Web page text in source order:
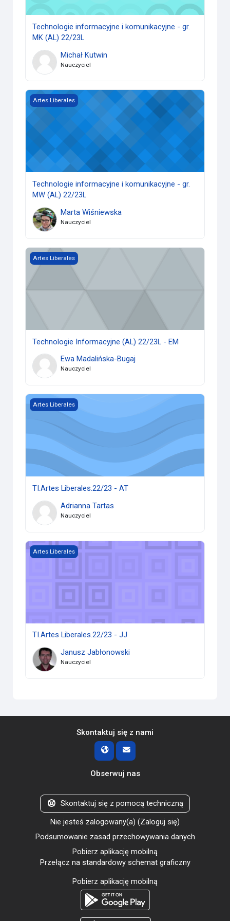
Technologie informacyjne i komunikacyjne - gr.
MK (AL) 22/23L
Michał Kutwin
Nauczyciel
Technologie informacyjne i komunikacyjne - gr. MW (AL)
Artes Liberales
Technologie informacyjne i komunikacyjne - gr.
MW (AL) 22/23L
Marta Wiśniewska
Nauczyciel
Technologie Informacyjne (AL) 22/23L - EM
Artes Liberales
Technologie Informacyjne (AL) 22/23L - EM
Ewa Madalińska-Bugaj
Nauczyciel
TI.Artes Liberales.22/23 - AT
Artes Liberales
TI.Artes Liberales.22/23 - AT
Adrianna Tartas
Nauczyciel
TI.Artes Liberales.22/23 - JJ
Artes Liberales
TI.Artes Liberales.22/23 - JJ
Janusz Jabłonowski
Nauczyciel
Skontaktuj się z nami
Obserwuj nas
Skontaktuj się z pomocą techniczną
Nie jesteś zalogowany(a) (Zaloguj się)
Podsumowanie zasad przechowywania danych
Pobierz aplikację mobilną
Przełącz na standardowy schemat graficzny
Pobierz aplikację mobilną